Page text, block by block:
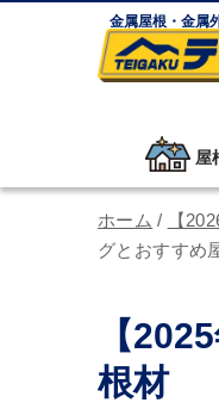
金属屋根・金属
屋
ホーム / 【
グとおすすめ
【
根材